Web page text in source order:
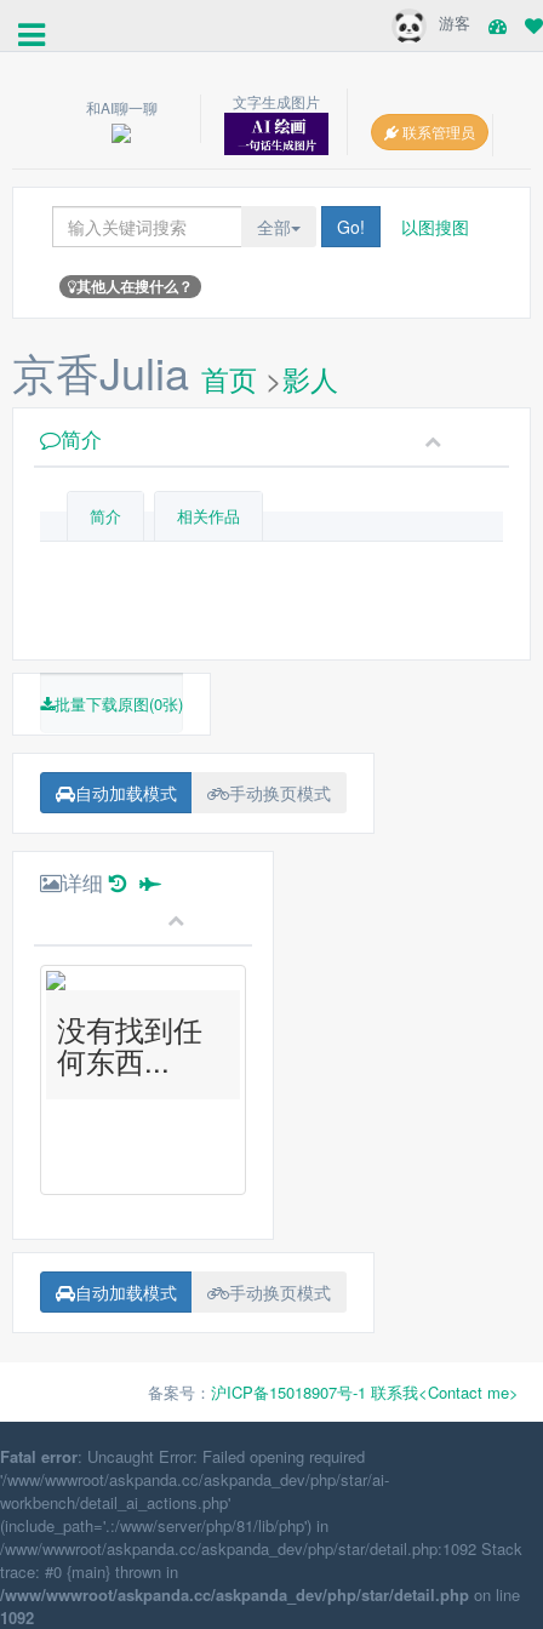
游客
和AI聊一聊
文字生成图片
联系管理员
全部 Go! 以图搜图
其他人在搜什么？
京香Julia 首页 >影人
简介
简介 相关作品
批量下载原图(0张)
自动加载模式 手动换页模式
详细
没有找到任
何东西...
自动加载模式 手动换页模式
备案号： 沪ICP备15018907号-1 联系我<Contact me>
Fatal error: Uncaught Error: Failed opening required
'/www/wwwroot/askpanda.cc/askpanda_dev/php/star/ai-
workbench/detail_ai_actions.php'
(include_path='.:/www/server/php/81/lib/php') in
/www/wwwroot/askpanda.cc/askpanda_dev/php/star/detail.php:1092 Stack
trace: #0 {main} thrown in
/www/wwwroot/askpanda.cc/askpanda_dev/php/star/detail.php on line
1092